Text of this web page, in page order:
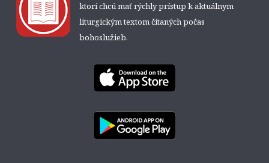
ktorí chcú mať rýchly prístup k aktuálnym
liturgickým textom čítaných počas
bohoslužieb.